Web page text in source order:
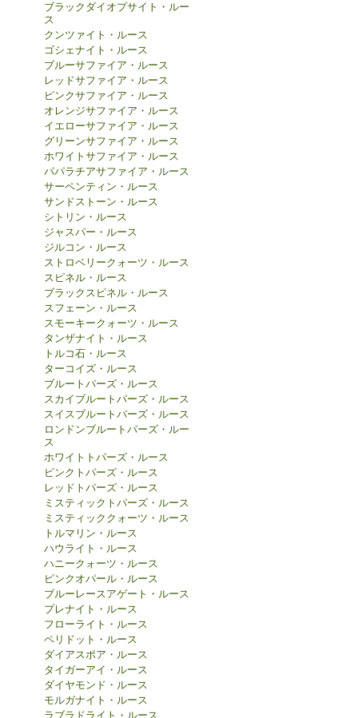
ブラックダイオプサイト・ルー
ス
クンツァイト・ルース
ゴシェナイト・ルース
ブルーサファイア・ルース
レッドサファイア・ルース
ピンクサファイア・ルース
オレンジサファイア・ルース
イエローサファイア・ルース
グリーンサファイア・ルース
ホワイトサファイア・ルース
パパラチアサファイア・ルース
サーペンティン・ルース
サンドストーン・ルース
シトリン・ルース
ジャスパー・ルース
ジルコン・ルース
ストロベリークォーツ・ルース
スピネル・ルース
ブラックスピネル・ルース
スフェーン・ルース
スモーキークォーツ・ルース
タンザナイト・ルース
トルコ石・ルース
ターコイズ・ルース
ブルートパーズ・ルース
スカイブルートパーズ・ルース
スイスブルートパーズ・ルース
ロンドンブルートパーズ・ルー
ス
ホワイトトパーズ・ルース
ピンクトパーズ・ルース
レッドトパーズ・ルース
ミスティックトパーズ・ルース
ミスティッククォーツ・ルース
トルマリン・ルース
ハウライト・ルース
ハニークォーツ・ルース
ピンクオパール・ルース
ブルーレースアゲート・ルース
プレナイト・ルース
フローライト・ルース
ペリドット・ルース
ダイアスポア・ルース
タイガーアイ・ルース
ダイヤモンド・ルース
モルガナイト・ルース
ラブラドライト・ルース